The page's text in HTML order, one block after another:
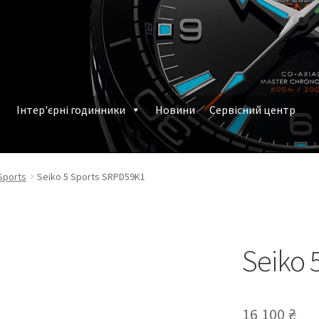
Інтер'єрні годинники Новини
Сервісний центр
замовлення Наручні годинники у Харкові
Seiko 5 Sports SRPD59K1
Seiko
16 100 ₴